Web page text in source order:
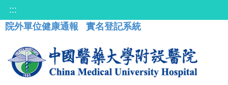
:::
院外單位健康通報
實名登記系統